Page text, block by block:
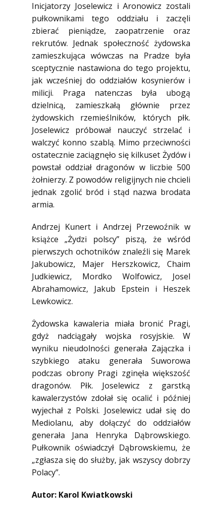
Inicjatorzy Joselewicz i Aronowicz zostali
pułkownikami tego oddziału i zaczęli
zbierać pieniądze, zaopatrzenie oraz
rekrutów. Jednak społeczność żydowska
zamieszkująca wówczas na Pradze była
sceptycznie nastawiona do tego projektu,
jak wcześniej do oddziałów kosynierów i
milicji. Praga natenczas była ubogą
dzielnicą, zamieszkałą głównie przez
żydowskich rzemieślników, których płk.
Joselewicz próbował nauczyć strzelać i
walczyć konno szablą. Mimo przeciwności
ostatecznie zaciągnęło się kilkuset Żydów i
powstał oddział dragonów w liczbie 500
żołnierzy. Z powodów religijnych nie chcieli
jednak zgolić bród i stąd nazwa brodata
armia.
Andrzej Kunert i Andrzej Przewoźnik w
książce „Żydzi polscy” piszą, że wśród
pierwszych ochotników znaleźli się Marek
Jakubowicz, Majer Herszkowicz, Chaim
Judkiewicz, Mordko Wolfowicz, Josel
Abrahamowicz, Jakub Epstein i Heszek
Lewkowicz.
Żydowska kawaleria miała bronić Pragi,
gdyż nadciągały wojska rosyjskie. W
wyniku nieudolności generała Zajączka i
szybkiego ataku generała Suworowa
podczas obrony Pragi zginęła większość
dragonów. Płk. Joselewicz z garstką
kawalerzystów zdołał się ocalić i później
wyjechał z Polski. Joselewicz udał się do
Mediolanu, aby dołączyć do oddziałów
generała Jana Henryka Dąbrowskiego.
Pułkownik oświadczył Dąbrowskiemu, że
„zgłasza się do służby, jak wszyscy dobrzy
Polacy”.
Autor: Karol Kwiatkowski